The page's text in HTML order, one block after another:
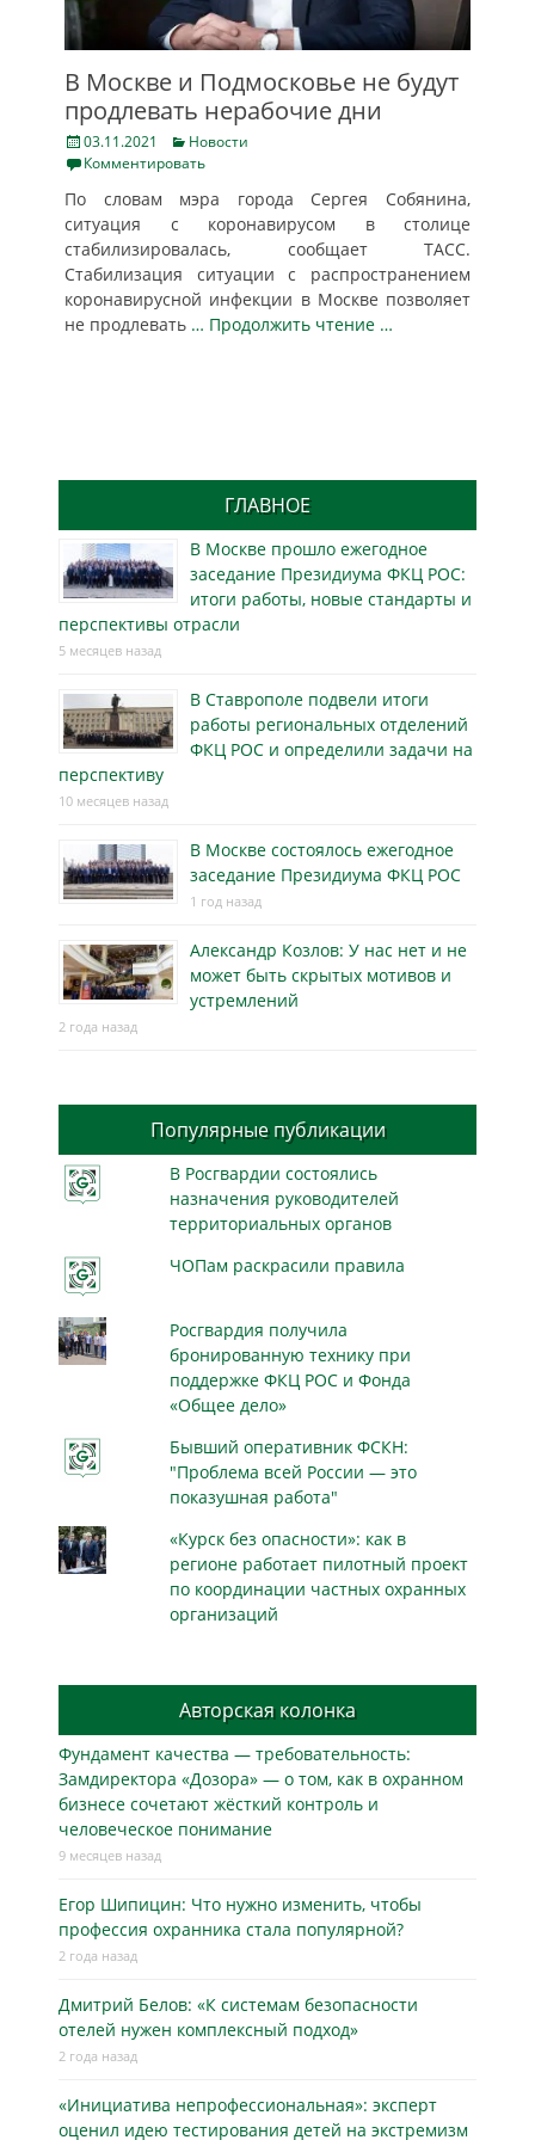
В Москве и Подмосковье не будут
продлевать нерабочие дни
Posted
on
03.11.2021 Categories
Новости
Комментировать
По словам мэра города Сергея Собянина,
ситуация с коронавирусом в столице
стабилизировалась, сообщает ТАСС.
Стабилизация ситуации с распространением
коронавирусной инфекции в Москве позволяет
не продлевать … Продолжить чтение …
ГЛАВНОЕ
В Москве прошло ежегодное
заседание Президиума ФКЦ РОС:
итоги работы, новые стандарты и
перспективы отрасли
5 месяцев назад
В Ставрополе подвели итоги
работы региональных отделений
ФКЦ РОС и определили задачи на
перспективу
10 месяцев назад
В Москве состоялось ежегодное
заседание Президиума ФКЦ РОС
1 год назад
Александр Козлов: У нас нет и не
может быть скрытых мотивов и
устремлений
2 года назад
Популярные публикации
В Росгвардии состоялись
назначения руководителей
территориальных органов
ЧОПам раскрасили правила
Росгвардия получила
бронированную технику при
поддержке ФКЦ РОС и Фонда
«Общее дело»
Бывший оперативник ФСКН:
"Проблема всей России — это
показушная работа"
«Курск без опасности»: как в
регионе работает пилотный проект
по координации частных охранных
организаций
Авторская колонка
Фундамент качества — требовательность:
Замдиректора «Дозора» — о том, как в охранном
бизнесe сочетают жёсткий контроль и
человеческое понимание
9 месяцев назад
Егор Шипицин: Что нужно изменить, чтобы
профессия охранника стала популярной?
2 года назад
Дмитрий Белов: «К системам безопасности
отелей нужен комплексный подход»
2 года назад
«Инициатива непрофессиональная»: эксперт
оценил идею тестирования детей на экстремизм